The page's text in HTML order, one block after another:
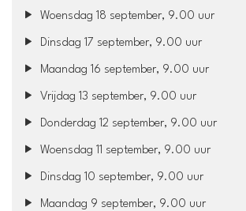
Woensdag 18 september, 9.00 uur
Dinsdag 17 september, 9.00 uur
Maandag 16 september, 9.00 uur
Vrijdag 13 september, 9.00 uur
Donderdag 12 september, 9.00 uur
Woensdag 11 september, 9.00 uur
Dinsdag 10 september, 9.00 uur
Maandag 9 september, 9.00 uur